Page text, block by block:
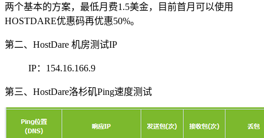
两个基本的方案，最低月费1.5美金，目前首月可以使用
HOSTDARE优惠码再优惠50%。
第二、HostDare 机房测试IP
IP：154.16.166.9
第三、HostDare洛杉矶Ping速度测试